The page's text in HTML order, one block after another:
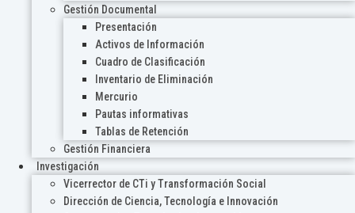
Gestión Documental
Presentación
Activos de Información
Cuadro de Clasificación
Inventario de Eliminación
Mercurio
Pautas informativas
Tablas de Retención
Gestión Financiera
Investigación
Vicerrector de CTi y Transformación Social
Dirección de Ciencia, Tecnología e Innovación